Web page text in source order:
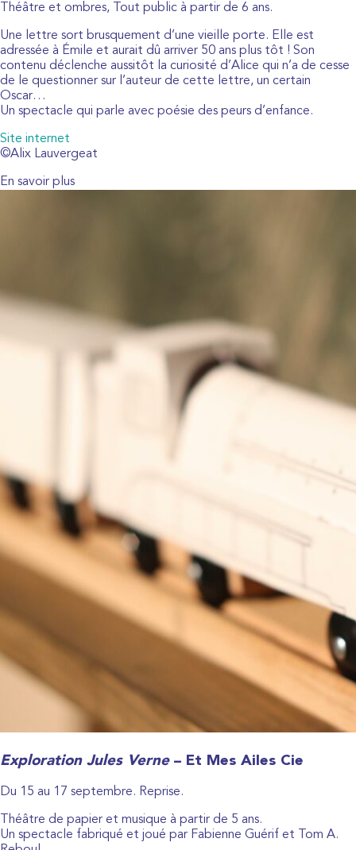
Théâtre et ombres, Tout public à partir de 6 ans.
Une lettre sort brusquement d’une vieille porte. Elle est
adressée à Émile et aurait dû arriver 50 ans plus tôt ! Son
contenu déclenche aussitôt la curiosité d’Alice qui n’a de cesse
de le questionner sur l’auteur de cette lettre, un certain
Oscar…
Un spectacle qui parle avec poésie des peurs d’enfance.
Site internet
©Alix Lauvergeat
En savoir plus
Exploration Jules Verne– Et Mes Ailes Cie
Du 15 au 17 septembre. Reprise.
Théâtre de papier et musique à partir de 5 ans.
Un spectacle fabriqué et joué par Fabienne Guérif et Tom A.